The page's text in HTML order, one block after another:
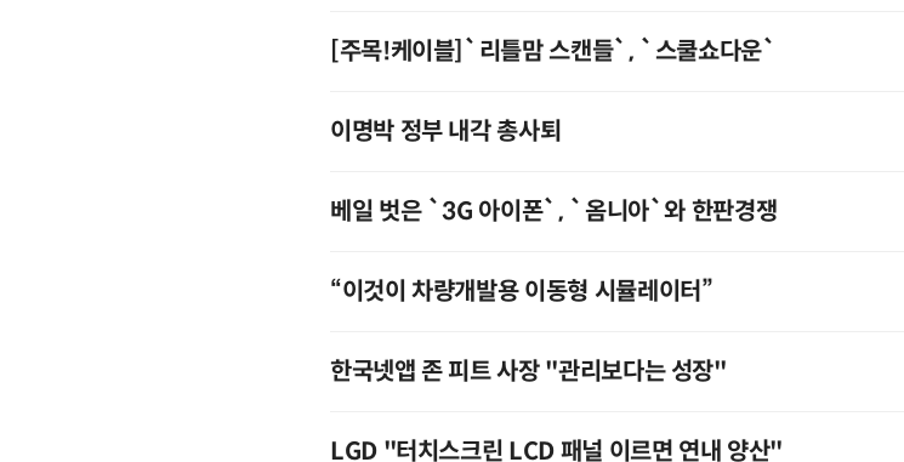
[주목!케이블]`리틀맘 스캔들`, `스쿨쇼다운`
이명박 정부 내각 총사퇴
베일 벗은 `3G 아이폰`, `옴니아`와 한판경쟁
“이것이 차량개발용 이동형 시뮬레이터”
한국넷앱 존 피트 사장 "관리보다는 성장"
LGD "터치스크린 LCD 패널 이르면 연내 양산"